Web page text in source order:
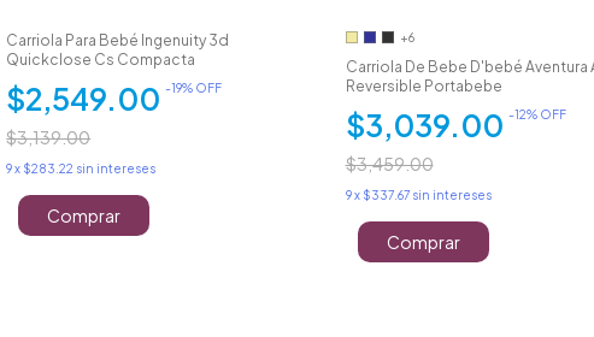
Carriola Para Bebé Ingenuity 3d
Quickclose Cs Compacta
$2,549.00-19% OFF
$3,139.00
9x $283.22 sin intereses
Comprar
+6
Carriola De Bebe D'bebé Aventura
Reversible Portabebe
$3,039.00 -12% OFF
$3,459.00
9 x $337.67 sin intereses
Comprar